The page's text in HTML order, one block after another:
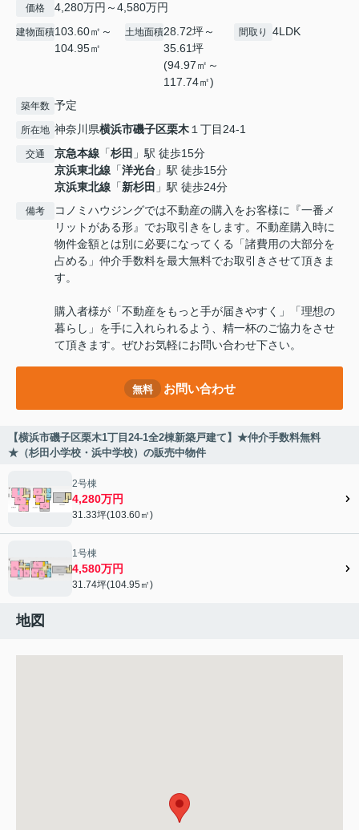
価格 4,280万円～4,580万円
建物面積103.60㎡～
104.95㎡
土地面積28.72坪～
35.61坪
(94.97㎡～
117.74㎡)
間取り 4LDK
築年数 予定
所在地 神奈川県横浜市磯子区栗木１丁目24-1
交通 京急本線 「杉田 」駅 徒歩15分
京浜東北線 「洋光台 」駅 徒歩15分
京浜東北線 「新杉田 」駅 徒歩24分
備考
コノミハウジングでは不動産の購入をお客様に『一番メ
リットがある形』でお取引きをします。不動産購入時に
物件金額とは別に必要になってくる「諸費用の大部分を
占める」仲介手数料を最大無料でお取引きさせて頂きま
す。
購入者様が「不動産をもっと手が届きやすく」「理想の
暮らし」を手に入れられるよう、精一杯のご協力をさせ
て頂きます。ぜひお気軽にお問い合わせ下さい。
無料 お問い合わせ
【横浜市磯子区栗木1丁目24-1全2棟新築戸建て】★仲介手数料無料
★（杉田小学校・浜中学校）の販売中物件
2号棟
4,280万円
31.33坪(103.60㎡)
1号棟
4,580万円
31.74坪(104.95㎡)
地図